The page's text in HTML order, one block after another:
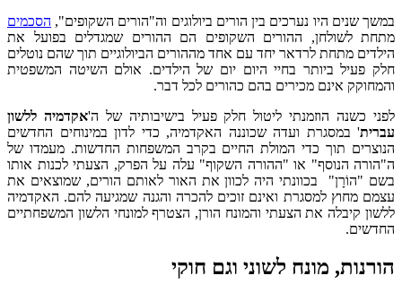
במשך שנים היו נערכים בין הורים ביולוגים וה"הורים השקופים", הסכמים
מתחת לשולחן, ההורים השקופים הם ההורים שמגדלים בפועל את
הילדים מתחת לרדאר יחד עם אחד מההורים הביולוגיים תוך שהם נוטלים
חלק פעיל ביותר בחיי היום יום של הילדים. אולם השיטה המשפטית
והמחוקק אינם מכירים בהם כהורים לכל דבר.
לפני כשנה הוזמנתי ליטול חלק פעיל בישיבותיה של ה'אקדמיה ללשון
עברית' במסגרת ועדה שכוננה האקדמיה, כדי לדון במינוחים החדשים
הנוצרים תוך כדי המולת החיים בקרב המשפחות החדשות. מעמדו של
ה"הורה הנוסף" או "ההורה השקוף" עלה על הפרק, הצעתי לכנות אותו
בשם "הוֹרָן" בכוונתי היה לכוון את האור לאותם הורים, שמוצאים את
עצמם מחוץ למסגרת ואינם זוכים להכרה והגנה שמגיעה להם. האקדמיה
ללשון קיבלה את הצעתי והמונח הורן, הצטרף למונחי הלשון המשפחתיים
החדשים.
הורנות, מונח לשוני וגם חוקי